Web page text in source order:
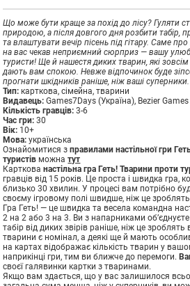
Що може бути краще за похід до лісу? Гуляти
природою, а після довгого дня розбити табір,
та влаштувати вечір пісень під гітару. Саме
на вас чекав неприємний сюрприз — вашу
туристи! Ще й нашестя диких тварин, які
дають вам спокою. Невже відпочинок буде
прогнати шкідників раніше, ніж ваші
Тип: карткова, сімейна, тварини
Видавець: Games7Days (Україна), Bezier Games
Кількість гравців: 3-6
Час гри:30
Вік: 10+
Мова: українська
Ознайомитися з правилами настільної гри
туристів можнатут
Карткованастільна гра Геть! Тварини проти
гравців від 15 років. Це проста і швидка гра,
близько 30 хвилин. У процесі вам потрібно
своєму ігровому полі швидше, ніж це
Гра Геть! — це швидка та весела командна
2 на 2 або 3 на 3. Ви з напарниками
табір від диких звірів раніше, ніж це
тварини є номінал, а деякі ще й мають
на картах відображає кількість тварин у
наприкінці гри, тим ви ближче до перемоги.
своєї галявинки картки з тваринами.
Якщо вам здається, що у вас залишилося